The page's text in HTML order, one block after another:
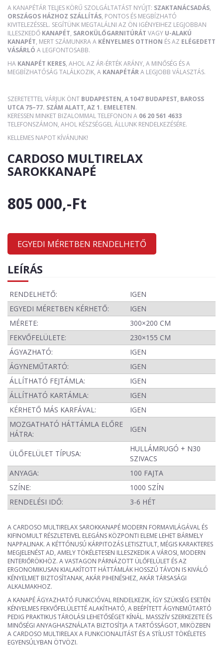
A KANAPÉTÁR TELJES KÖRŰ SZOLGÁLTATÁST NYÚJT: SZAKTANÁCSADÁS,
ORSZÁGOS HÁZHOZ SZÁLLÍTÁS, PONTOS ÉS MEGBÍZHATÓ
KIVITELEZÉSSEL. SEGÍTÜNK MEGTALÁLNI AZ ÖN IGÉNYEIHEZ LEGJOBBAN
ILLESZKEDŐ KANAPÉT, SAROKÜLŐGARNITÚRÁT VAGY U-ALAKÚ
KANAPÉT, MERT SZÁMUNKRA A KÉNYELMES OTTHON ÉS AZ ELÉGEDETT
VÁSÁRLÓ A LEGFONTOSABB.
HA KANAPÉT KERES, AHOL AZ ÁR-ÉRTÉK ARÁNY, A MINŐSÉG ÉS A
MEGBÍZHATÓSÁG TALÁLKOZIK, A KANAPÉTÁRA LEGJOBB VÁLASZTÁS.
SZERETETTEL VÁRJUK ÖNT BUDAPESTEN, A 1047 BUDAPEST, BAROSS
UTCA 75–77. SZÁM ALATT, AZ 1. EMELETEN.
KERESSEN MINKET BIZALOMMAL TELEFONON A 06 20 561 4633
TELEFONSZÁMON, AHOL KÉSZSÉGGEL ÁLLUNK RENDELKEZÉSÉRE.
KELLEMES NAPOT KÍVÁNUNK!
CARDOSO MULTIRELAX
SAROKKANAPÉ
805 000,-Ft
EGYEDI MÉRETBEN RENDELHETŐ
LEÍRÁS
RENDELHETŐ:
IGEN
EGYEDI MÉRETBEN KÉRHETŐ:
IGEN
MÉRETE:
300×200 CM
FEKVŐFELÜLETE:
230×155 CM
ÁGYAZHATÓ:
IGEN
ÁGYNEMŰTARTÓ:
IGEN
ÁLLÍTHATÓ FEJTÁMLA:
IGEN
ÁLLÍTHATÓ KARTÁMLA:
IGEN
KÉRHETŐ MÁS KARFÁVAL:
IGEN
MOZGATHATÓ HÁTTÁMLA ELŐRE
HÁTRA:
IGEN
ÜLŐFELÜLET TÍPUSA:
HULLÁMRUGÓ + N30
SZIVACS
ANYAGA:
100 FAJTA
SZÍNE:
1000 SZÍN
RENDELÉSI IDŐ:
3-6 HÉT
A CARDOSO MULTIRELAX SAROKKANAPÉ MODERN FORMAVILÁGÁVAL ÉS
KIFINOMULT RÉSZLETEIVEL ELEGÁNS KÖZPONTI ELEME LEHET BÁRMELY
NAPPALINAK. A KÉTTÓNUSÚ KÁRPITOZÁS LETISZTULT, MÉGIS KARAKTERES
MEGJELENÉST AD, AMELY TÖKÉLETESEN ILLESZKEDIK A VÁROSI, MODERN
ENTERIŐRÖKHÖZ. A VASTAGON PÁRNÁZOTT ÜLŐFELÜLET ÉS AZ
ERGONOMIKUSAN KIALAKÍTOTT HÁTTÁMLÁK HOSSZÚ TÁVON IS KIVÁLÓ
KÉNYELMET BIZTOSÍTANAK, AKÁR PIHENÉSHEZ, AKÁR TÁRSASÁGI
ALKALMAKHOZ.
A KANAPÉ ÁGYAZHATÓ FUNKCIÓVAL RENDELKEZIK, ÍGY SZÜKSÉG ESETÉN
KÉNYELMES FEKVŐFELÜLETTÉ ALAKÍTHATÓ, A BEÉPÍTETT ÁGYNEMŰTARTÓ
PEDIG PRAKTIKUS TÁROLÁSI LEHETŐSÉGET KÍNÁL. MASSZÍV SZERKEZETE ÉS
MINŐSÉGI ANYAGHASZNÁLATA BIZTOSÍTJA A TARTÓSSÁGOT, MIKÖZBEN
A CARDOSO MULTIRELAX A FUNKCIONALITÁST ÉS A STÍLUST TÖKÉLETES
EGYENSÚLYBAN ÖTVÖZI.